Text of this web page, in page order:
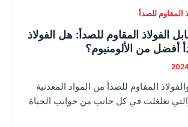
المقاوم للصدأ
الفولاذ المقاوم للصدأ: هل الفولاذ
أفضل من الألومنيوم؟
المقاوم للصدأ من المواد المعدنية
تغلغلت في كل جانب من جوانب الحياة